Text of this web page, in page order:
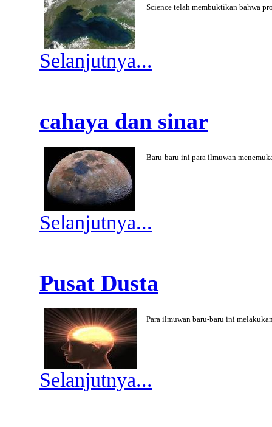
Science telah membuktikan bahwa
Selanjutnya...
cahaya dan sinar
Baru-baru ini para ilmuwan
Selanjutnya...
Pusat Dusta
Para ilmuwan baru-baru ini
Selanjutnya...